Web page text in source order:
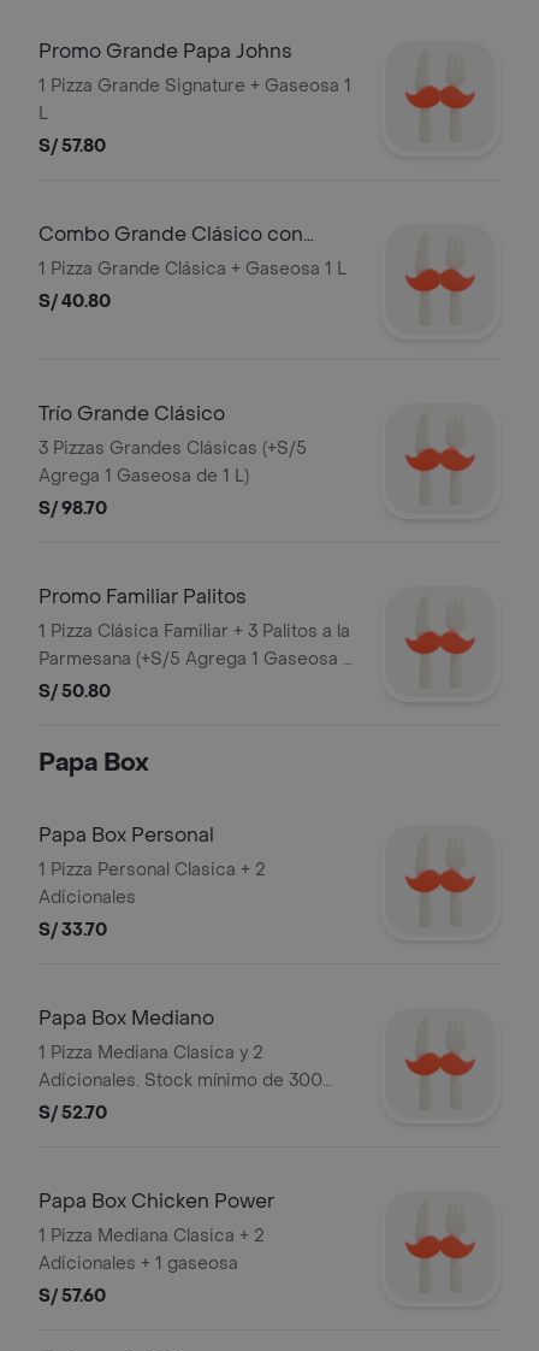
Promo Grande Papa Johns
1 Pizza Grande Signature + Gaseosa 1
L
S/ 57.80
Combo Grande Clásico con
Bebida
1 Pizza Grande Clásica + Gaseosa 1 L
S/ 40.80
Trío Grande Clásico
3 Pizzas Grandes Clásicas (+S/5
Agrega 1 Gaseosa de 1 L)
S/ 98.70
Promo Familiar Palitos
1 Pizza Clásica Familiar + 3 Palitos a la
Parmesana (+S/5 Agrega 1 Gaseosa 1
L)
S/ 50.80
Papa Box
Papa Box Personal
1 Pizza Personal Clasica + 2
Adicionales
S/ 33.70
Papa Box Mediano
1 Pizza Mediana Clasica y 2
Adicionales. Stock mínimo de 300
unidades. No acumulable con otras
PERUANA DE RESTAURANTES S.A.C.
S/ 52.70
Papa Box Chicken Power
1 Pizza Mediana Clasica + 2
Adicionales + 1 gaseosa
S/ 57.60